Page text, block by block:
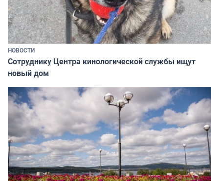
НОВОСТИ
Сотруднику Центра кинологической службы ищут
новый дом